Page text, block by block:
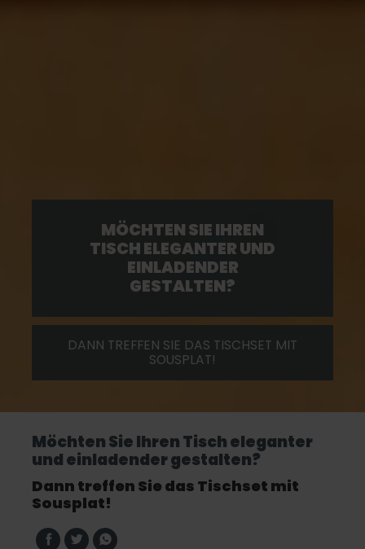
MÖCHTEN SIE IHREN
TISCH ELEGANTER UND
EINLADENDER
GESTALTEN?
DANN TREFFEN SIE DAS TISCHSET MIT
SOUSPLAT!
Möchten Sie Ihren Tisch eleganter
und einladender gestalten?
Dann treffen Sie das Tischset mit
Sousplat!